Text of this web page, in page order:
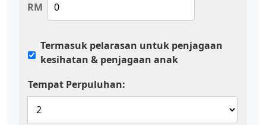
RM
Termasuk pelarasan untuk penjagaan
kesihatan & penjagaan anak
Tempat Perpuluhan: